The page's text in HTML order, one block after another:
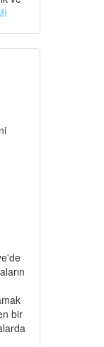
bir